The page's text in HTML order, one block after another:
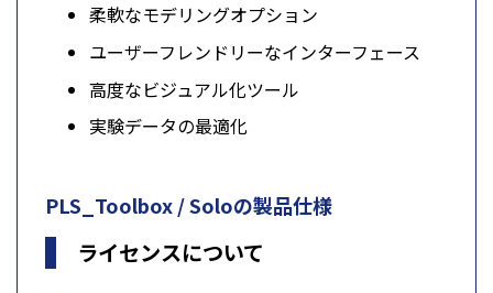
柔軟なモデリングオプション
ユーザーフレンドリーなインターフェース
高度なビジュアル化ツール
実験データの最適化
PLS_Toolbox / Soloの製品仕様
ライセンスについて